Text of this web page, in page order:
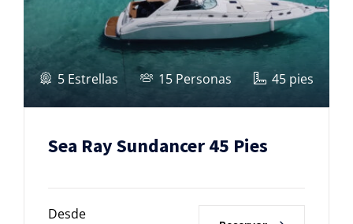
5 Estrellas 15 Personas 45 pies
Sea Ray Sundancer 45 Pies
Desde